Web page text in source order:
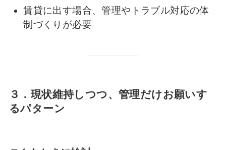
賃貸に出す場合、管理やトラブル対応の体
制づくりが必要
３．現状維持しつつ、管理だけお願いす
るパターン